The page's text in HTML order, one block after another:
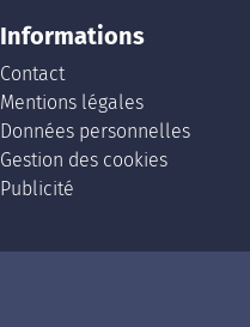
Informations
Contact
Mentions légales
Données personnelles
Gestion des cookies
Publicité